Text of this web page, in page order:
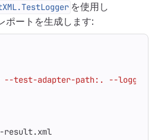
を使用し
ポートを生成します:
test-adapter-path:. --